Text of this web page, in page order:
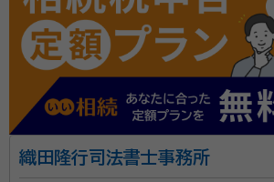
織田隆行司法書士事務所